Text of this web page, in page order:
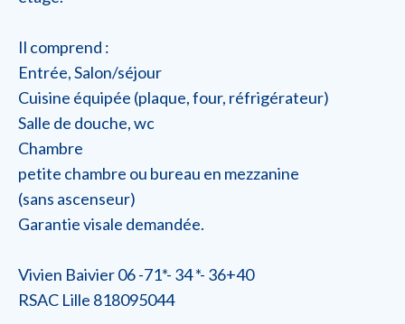
Il comprend :
Entrée, Salon/séjour
Cuisine équipée (plaque, four, réfrigérateur)
Salle de douche, wc
Chambre
petite chambre ou bureau en mezzanine
(sans ascenseur)
Garantie visale demandée.
Vivien Baivier 06 -71*- 34 *- 36+40
RSAC Lille 818095044